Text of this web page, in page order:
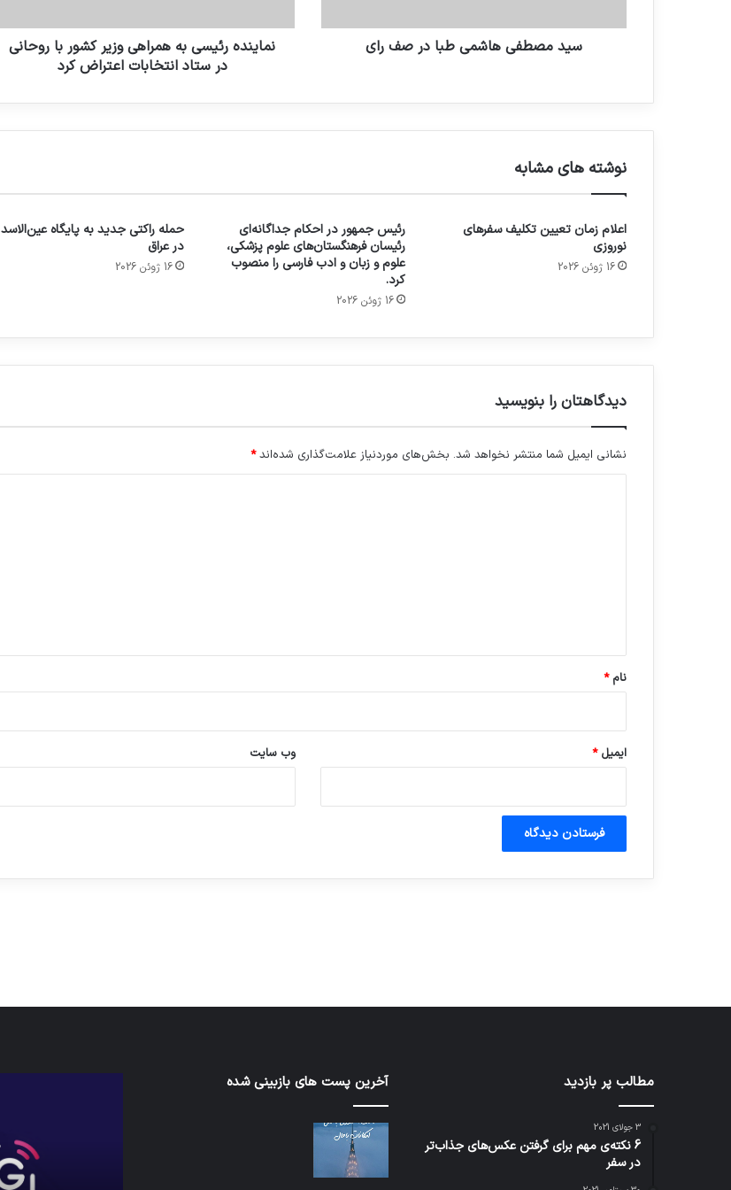
جهانی است.
سید مصطفی هاشمی طبا در صف رای
نماینده رئیسی به همراهی وزیر کشور با روحانی
در ستاد انتخابات اعتراض کرد
نوشته های مشابه
اعلام زمان تعیین تکلیف سفرهای
نوروزی
16 ژوئن 2026
رئیس جمهور در احکام جداگانه‌ای
رئیسان فرهنگستان‌های علوم پزشکی،
علوم و زبان و ادب فارسی را منصوب
کرد.
16 ژوئن 2026
حمله راکتی جدید به پایگاه عین‌الاسد
در عراق
16 ژوئن 2026
دیدگاهتان را بنویسید
نشانی ایمیل شما منتشر نخواهد شد. بخش‌های موردنیاز علامت‌گذاری شده‌اند*
نام*
ایمیل* وب‌ سایت
مطالب پر بازدید
3 جولای 2021
6 نکته‌ی مهم برای گرفتن عکس‌های جذاب‌تر
در سفر
آخرین پست های بازبینی شده
اف‌ای‌تی‌اف
در
شبکه
می‌تواند
باعث
سقوط
هواپیما